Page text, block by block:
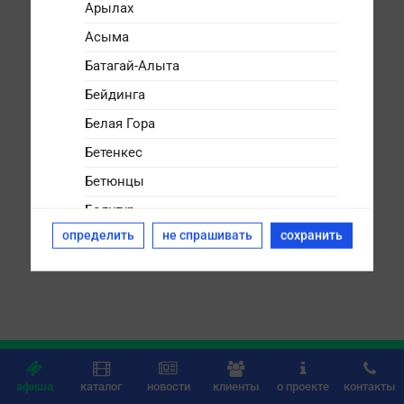

афиша

каталог

новости

клиенты

о проекте

контакты
Арылах
Асыма
Батагай-Алыта
Бейдинга
Белая Гора
Бетенкес
Бетюнцы
Болугур
Булгунняхтах
Бясь-Кюёль
Дюпся
Дябыла
определить не спрашивать сохранить